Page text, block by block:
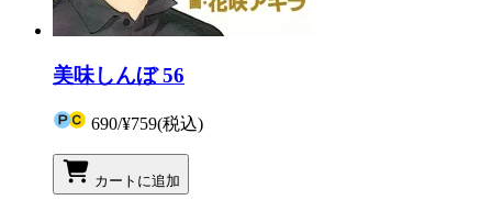
美味しんぼ 56
690/¥759(税込)
カートに追加